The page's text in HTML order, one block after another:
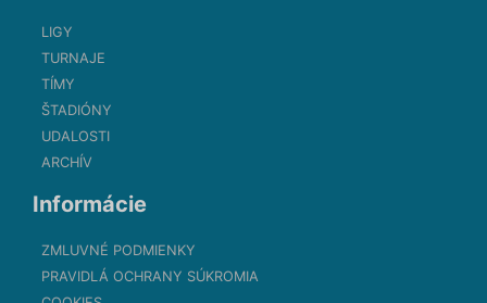
LIGY
TURNAJE
TÍMY
ŠTADIÓNY
UDALOSTI
ARCHÍV
Informácie
ZMLUVNÉ PODMIENKY
PRAVIDLÁ OCHRANY SÚKROMIA